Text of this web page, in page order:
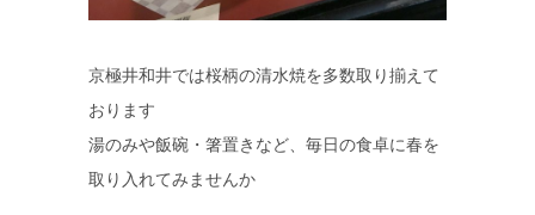
京極井和井では桜柄の清水焼を多数取り揃えて
おります
湯のみや飯碗・箸置きなど、毎日の食卓に春を
取り入れてみませんか